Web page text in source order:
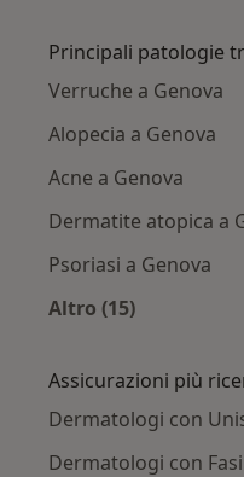
Principali patologie
Verruche a Genova
Alopecia a Genova
Acne a Genova
Dermatite atopica a
Psoriasi a Genova
Altro (15)
Assicurazioni più
Dermatologi con
Dermatologi con